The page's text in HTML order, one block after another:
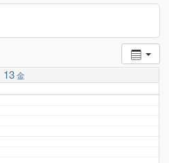
13 金